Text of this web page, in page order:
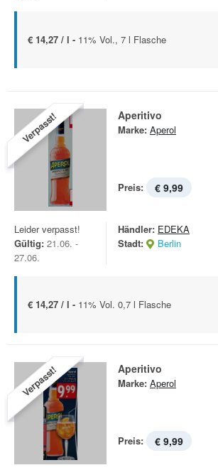
€ 14,27 / l - 11% Vol., 7 l Flasche
Verpasst! Aperitivo
Marke: Aperol
Preis: € 9,99
Leider verpasst!
Gültig: 21.06. -
27.06.
Händler: EDEKA
Stadt:
Berlin
€ 14,27 / l - 11% Vol. 0,7 l Flasche
Verpasst! Aperitivo
Marke: Aperol
Preis: € 9,99